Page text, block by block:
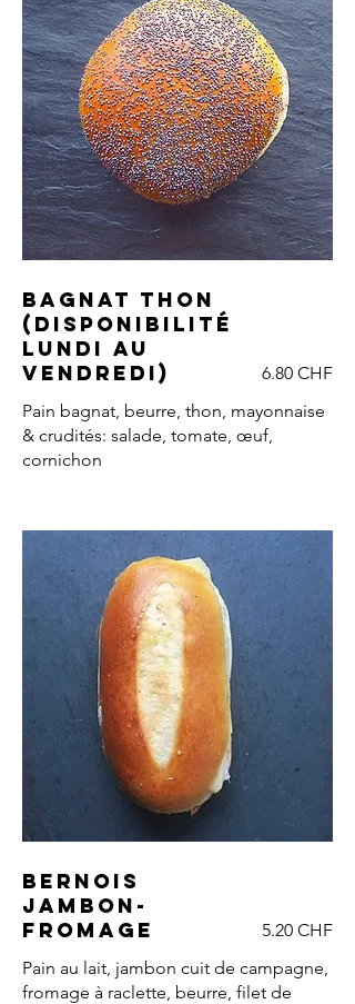
Bagnat thon
(DISPONIBILITÉ
LUNDI AU
VENDREDI)
Pain bagnat, beurre, thon, mayonnaise
& crudités: salade, tomate, œuf,
cornichon
6.80 CHF
Bernois
jambon-
fromage
Pain au lait, jambon cuit de campagne,
fromage à raclette, beurre, filet de
5.20 CHF